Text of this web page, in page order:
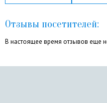
Отзывы посетителей:
В настоящее время отзывов еще